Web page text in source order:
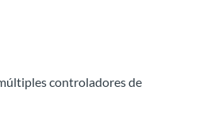
controladores de